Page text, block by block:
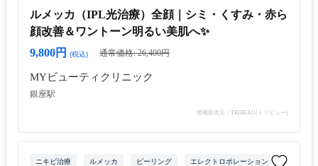
ルメッカ（IPL光治療）全顔｜シミ・くすみ・赤ら
顔改善＆ワントーン明るい美肌へ✨
9,800円
(税込) 通常価格: 26,400円
MYビューティクリニック
銀座駅
情報提供元：TRIBEAU(トリビュー)
ニキビ治療 ルメッカ ピーリング エレクトロポレーション レーザー